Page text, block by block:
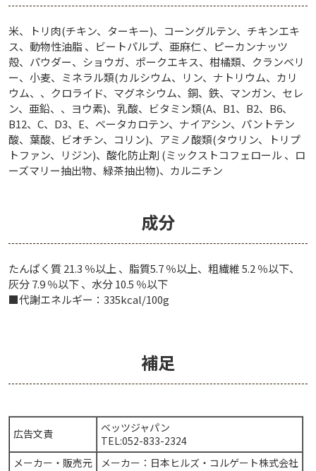
米、トリ肉(チキン、ターキー)、コーングルテン、チキンエキ
ス、動物性油脂 、ビートパルプ、亜麻仁 、ピーカンナッツ
殻、パウダー、ショウガ、ポークエキス、柑橘類、クランベリ
ー、小麦、ミネラル類(カルシウム、リン、ナトリウム、カリ
ウム、、クロライド、マグネシウム、銅、鉄、マンガン、セレ
ン、亜鉛、、ヨウ素)、乳酸、ビタミン類(A、B1、B2、B6、
B12、C、D3、E、ベータカロテン、ナイアシン、パントテン
酸、葉酸、ビオチン、コリン)、アミノ酸類(タウリン、トリプ
トファン、リジン)、酸化防止剤 (ミックストコフェロール 、ロ
ーズマリー抽出物、緑茶抽出物)、カルニチン
成分
たんぱく質 21.3 ％以上 、脂質5.7 ％以上、粗繊維 5.2 ％以下、
灰分 7.9 ％以下 、水分 10.5 ％以下
■代謝エネルギー：335kcal/100g
補足
広告文責
ベッツジャパン
TEL:052-833-2324
メーカー・販売元
メーカー：日本ヒルズ・コルゲート株式会社